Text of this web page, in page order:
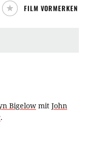
FILM VORMERKEN
Bigelow mit John
.